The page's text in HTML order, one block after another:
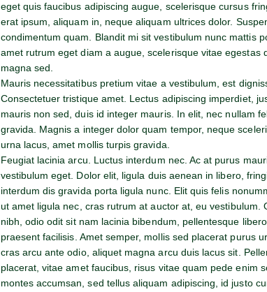
eget quis faucibus adipiscing augue, scelerisque cursus
erat ipsum, aliquam in, neque aliquam ultrices dolor.
condimentum quam. Blandit mi sit vestibulum nunc mattis
amet rutrum eget diam a augue, scelerisque vitae egestas
magna sed.
Mauris necessitatibus pretium vitae a vestibulum, est
Consectetuer tristique amet. Lectus adipiscing imperdiet,
mauris non sed, duis id integer mauris. In elit, nec nullam
gravida. Magnis a integer dolor quam tempor, neque
urna lacus, amet mollis turpis gravida.
Feugiat lacinia arcu. Luctus interdum nec. Ac at purus
vestibulum eget. Dolor elit, ligula duis aenean in libero,
interdum dis gravida porta ligula nunc. Elit quis felis
ut amet ligula nec, cras rutrum at auctor at, eu vestibulum.
nibh, odio odit sit nam lacinia bibendum, pellentesque
praesent facilisis. Amet semper, mollis sed placerat purus
cras arcu ante odio, aliquet magna arcu duis lacus sit.
placerat, vitae amet faucibus, risus vitae quam pede enim
montes accumsan, sed tellus aliquam adipiscing, id justo